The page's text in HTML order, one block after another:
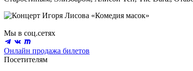
Мы в соц.сетях
Онлайн продажа билетов
Посетителям